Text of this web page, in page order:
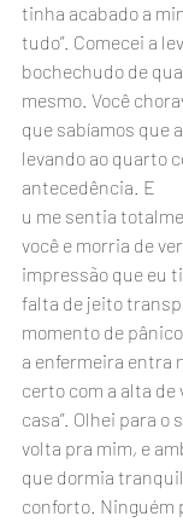
tinha acabado a
tudo”. Comecei a
bochechudo de
mesmo. Você
que sabíamos que
levando ao quarto
antecedência. E
u me sentia
você e morria de
impressão que eu
falta de jeito
momento de
a enfermeira entra
certo com a alta de
casa”. Olhei para o
volta pra mim, e
que dormia
conforto. Ninguém